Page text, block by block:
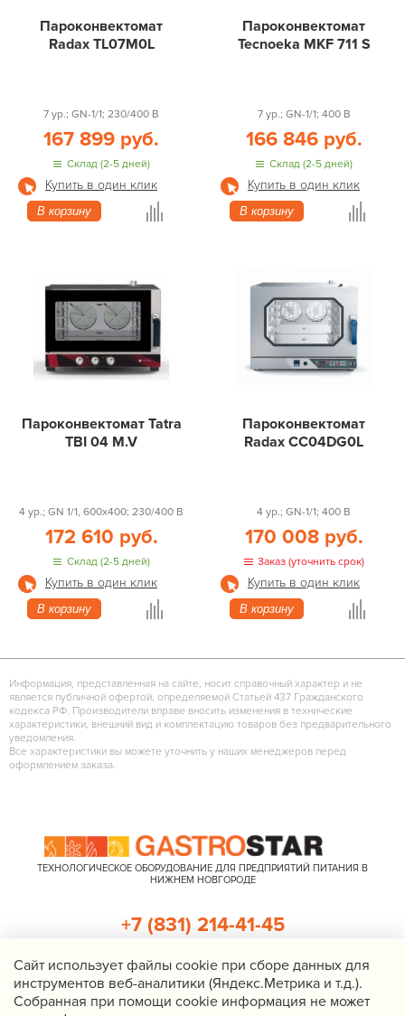
Пароконвектомат
Radax TL07M0L
7 ур.; GN-1/1; 230/400 В
167 899 руб.
Склад (2-5 дней)
Купить в один клик
В корзину
Пароконвектомат
Tecnoeka MKF 711 S
7 ур.; GN-1/1; 400 В
166 846 руб.
Склад (2-5 дней)
Купить в один клик
В корзину
Пароконвектомат Tatra
TBI 04 M.V
4 ур.; GN 1/1, 600x400; 230/400 В
172 610 руб.
Склад (2-5 дней)
Купить в один клик
В корзину
Пароконвектомат
Radax CC04DG0L
4 ур.; GN-1/1; 400 В
170 008 руб.
Заказ (уточнить срок)
Купить в один клик
В корзину
Информация, представленная на сайте, носит справочный характер и не
является публичной офертой, определяемой Статьей 437 Гражданского
кодекса РФ. Производители вправе вносить изменения в технические
характеристики, внешний вид и комплектацию товаров без предварительного
уведомления.
Все характеристики вы можете уточнить у наших менеджеров перед
оформлением заказа.
ТЕХНОЛОГИЧЕСКОЕ ОБОРУДОВАНИЕ ДЛЯ ПРЕДПРИЯТИЙ ПИТАНИЯ В
НИЖНЕМ НОВГОРОДЕ
+7 (831) 214-41-45
Перезвоните мне
Cайт использует файлы cookie при сборе данных для
инструментов веб-аналитики (Яндекс.Метрика и т.д.).
Собранная при помощи cookie информация не может